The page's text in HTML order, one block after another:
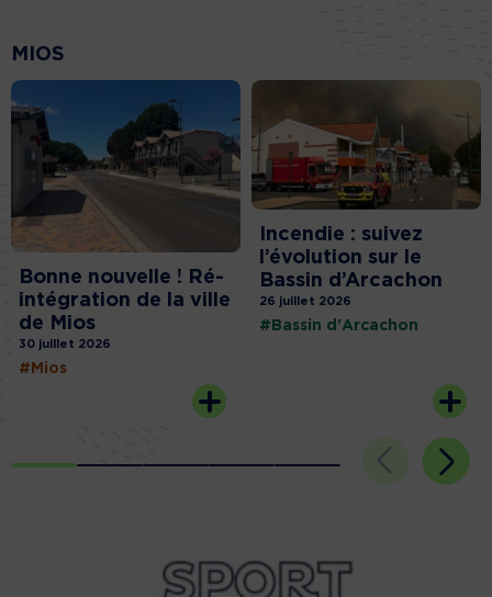
MIOS
Bonne nouvelle ! Ré-
intégration de la ville
de Mios
30 juillet 2026
#Mios
Incendie : suivez
l’évolution sur le
Bassin d’Arcachon
26 juillet 2026
#Bassin d'Arcachon